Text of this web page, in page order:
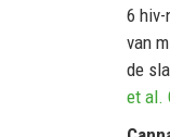
6
van
de
et al.